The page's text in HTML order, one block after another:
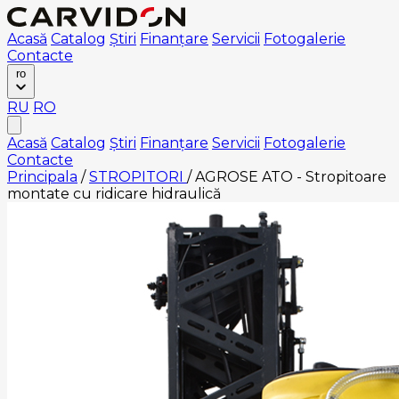
Acasă Catalog Știri Finanțare Servicii Fotogalerie
Contacte
ro
RU RO
Acasă Catalog Știri Finanțare Servicii Fotogalerie
Contacte
Principala / STROPITORI / AGROSE ATO - Stropitoare
montate cu ridicare hidraulică